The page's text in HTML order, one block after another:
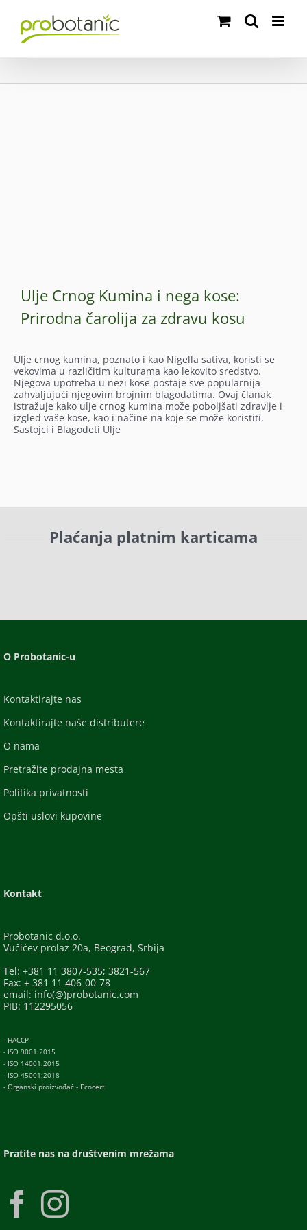
content
Ulje Crnog Kumina i nega kose:
Prirodna čarolija za zdravu kosu
Ulje crnog kumina, poznato i kao Nigella sativa, koristi se
vekovima u različitim kulturama kao lekovito sredstvo.
Njegova upotreba u nezi kose postaje sve popularnija
zahvaljujući njegovim brojnim blagodatima. Ovaj članak
istražuje kako ulje crnog kumina može poboljšati zdravlje i
izgled vaše kose, kao i načine na koje se može koristiti.
Sastojci i Blagodeti Ulje
Plaćanja platnim karticama
O Probotanic-u
Kontaktirajte nas
Kontaktirajte naše distributere
O nama
Pretražite prodajna mesta
Politika privatnosti
Opšti uslovi kupovine
Kontakt
Probotanic d.o.o.
Vučićev prolaz 20a, Beograd, Srbija
Tel: +381 11 3807-535; 3821-567
Fax: + 381 11 406-00-78
email: info(@)probotanic.com
PIB: 112295056
- HACCP
- ISO 9001:2015
- ISO 14001:2015
- ISO 45001:2018
- Organski proizvođač - Ecocert
Pratite nas na društvenim mrežama